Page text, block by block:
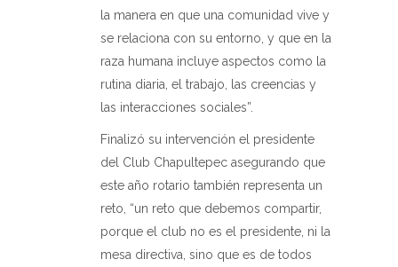
la manera en que una comunidad vive y
se relaciona con su entorno, y que en la
raza humana incluye aspectos como la
rutina diaria, el trabajo, las creencias y
las interacciones sociales”.
Finalizó su intervención el presidente
del Club Chapultepec asegurando que
este año rotario también representa un
reto, “un reto que debemos compartir,
porque el club no es el presidente, ni la
mesa directiva, sino que es de todos